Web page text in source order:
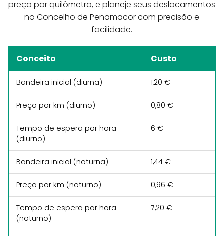
preço por quilômetro, e planeje seus deslocamentos
no Concelho de Penamacor com precisão e
facilidade.
Conceito Custo
Bandeira inicial (diurna) 1,20 €
Preço por km (diurno) 0,80 €
Tempo de espera por hora
(diurno)
6 €
Bandeira inicial (noturna) 1,44 €
Preço por km (noturno) 0,96 €
Tempo de espera por hora
(noturno)
7,20 €